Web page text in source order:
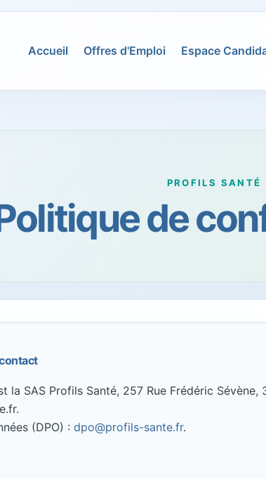
Accueil Offres d'Emploi Espace
PROFILS SANTÉ
de
la SAS Profils Santé, 257 Rue Frédéric Sévène,
(DPO) :dpo@profils-sante.fr.